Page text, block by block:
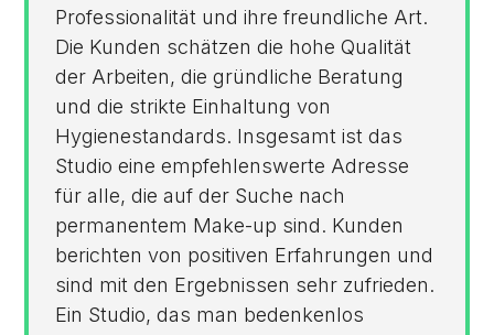
Professionalität und ihre freundliche Art.
Die Kunden schätzen die hohe Qualität
der Arbeiten, die gründliche Beratung
und die strikte Einhaltung von
Hygienestandards. Insgesamt ist das
Studio eine empfehlenswerte Adresse
für alle, die auf der Suche nach
permanentem Make-up sind. Kunden
berichten von positiven Erfahrungen und
sind mit den Ergebnissen sehr zufrieden.
Ein Studio, das man bedenkenlos